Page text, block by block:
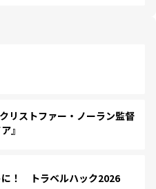
リストファー・ノーラン監督
』
に！ トラベルハック2026